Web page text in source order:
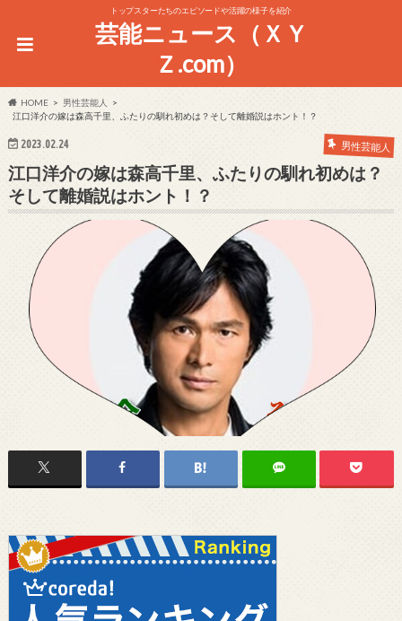
トップスターたちのエピソードや活躍の様子を紹介
芸能ニュース（ＸＹ
Ｚ.com）
HOME
男性芸能人
江口洋介の嫁は森高千里、ふたりの馴れ初めは？そして離婚説はホント！？
2023.02.24 男性芸能人
江口洋介の嫁は森高千里、ふたりの馴れ初めは？
そして離婚説はホント！？